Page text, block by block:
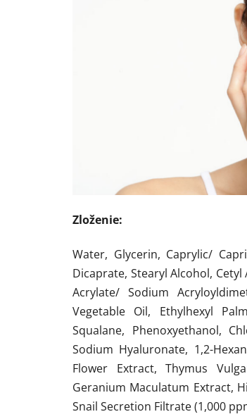
Zloženie:
Water, Glycerin, Caprylic/
Dicaprate, Stearyl Alcohol,
Acrylate/ Sodium
Vegetable Oil, Ethylhexyl
Squalane, Phenoxyethanol,
Sodium Hyaluronate, 1,2-
Flower Extract, Thymus
Geranium Maculatum Extract,
Snail Secretion Filtrate (1,000